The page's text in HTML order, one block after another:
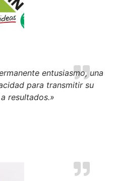
entusiasmo, una
para transmitir su
resultados.»